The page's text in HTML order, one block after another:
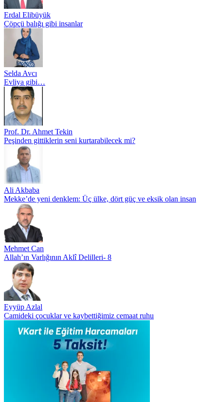
Erdal Elibüyük
Çöpçü balığı gibi insanlar
Selda Avcı
Evliya gibi…
Prof. Dr. Ahmet Tekin
Peşinden gittiklerin seni kurtarabilecek mi?
Ali Akbaba
Mekke’de yeni denklem: Üç ülke, dört güç ve eksik olan insan
Mehmet Can
Allah’ın Varlığının Aklî Delilleri- 8
Eyyüp Azlal
Camideki çocuklar ve kaybettiğimiz cemaat ruhu